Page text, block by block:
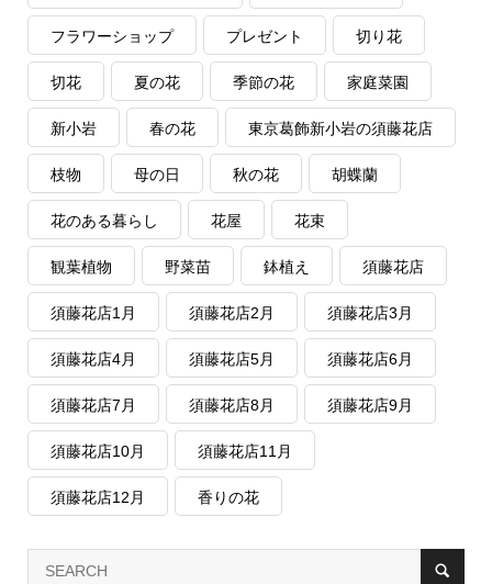
フラワーショップ プレゼント 切り花
切花 夏の花 季節の花 家庭菜園
新小岩 春の花 東京葛飾新小岩の須藤花店
枝物 母の日 秋の花 胡蝶蘭
花のある暮らし 花屋 花束
観葉植物 野菜苗 鉢植え 須藤花店
須藤花店1月 須藤花店2月 須藤花店3月
須藤花店4月 須藤花店5月 須藤花店6月
須藤花店7月 須藤花店8月 須藤花店9月
須藤花店10月 須藤花店11月
須藤花店12月 香りの花